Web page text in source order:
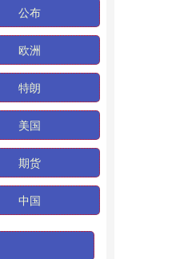
公布
欧洲
特朗
美国
期货
中国